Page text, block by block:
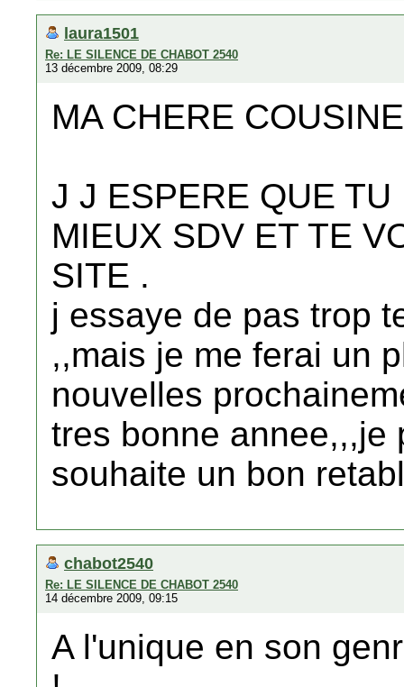
laura1501
Re: LE SILENCE DE CHABOT 2540
13 décembre 2009, 08:29
MA CHERE
J J ESPERE QUE
MIEUX SDV ET TE
SITE .
j essaye de pas trop
,,mais je me ferai un
nouvelles
tres bonne annee,,,je
souhaite un bon
chabot2540
Re: LE SILENCE DE CHABOT 2540
14 décembre 2009, 09:15
A l'unique en son